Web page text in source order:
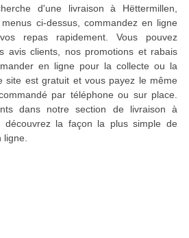
d'une livraison à Hëttermillen,
ci-dessus, commandez en ligne
repas rapidement. Vous pouvez
avis clients, nos promotions et rabais
en ligne pour la collecte ou la
site est gratuit et vous payez le même
par téléphone ou sur place.
dans notre section de livraison à
découvrez la façon la plus simple de